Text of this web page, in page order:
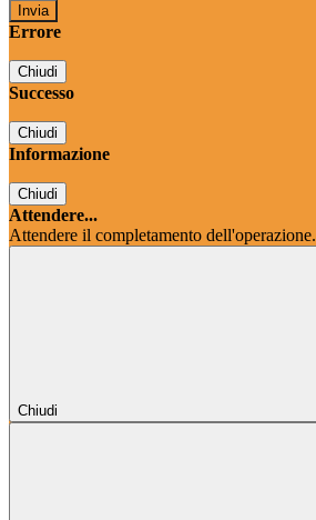
Errore
Chiudi
Successo
Chiudi
Informazione
Chiudi
Attendere...
Attendere il completamento
Chiudi